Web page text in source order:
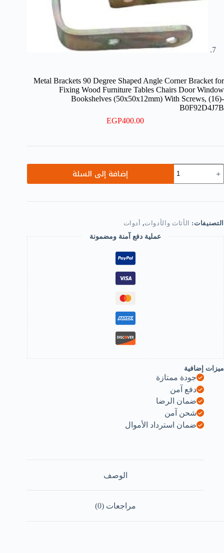
Metal Brackets 90 Degree Shaped Angle Corner Bracket for
Fixing Wood Furniture Tables Chairs Door Window
Bookshelves (50x50x12mm) With Screws, (16)-
B0F92D4J7B
EGP400.00
Metal
Brackets
Degree
Angle
Corner
Bracket
for
Fixing
Wood
Furniture
Tables
Chairs
Door
Window
Bookshelves
(50x50x12mm)
With
Screws,
(16)-
B0F92D4J7B
إضافة إلى السلة
التصنيفات: الأثاث والأدوات, أدوات
عملية دفع آمنة ومضمونة
ميزات إضافية
جودة ممتازة
دفع آمن
ضمان الرضا
شحن آمن
ضمان استرداد الأموال
الوصف
مراجعات (0)